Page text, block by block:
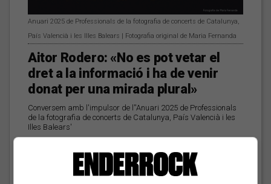
Anuari 2025 de Professionals de la fotografia de concerts de Catalunya,
País Valencià i les Illes Balears | Fotografia original de Maria Fernanda
Aitor Rodero: «No es pot vetar el
dret a la informació i ha de venir
donat per una mirada plural»
Conversem amb l'impulsor de l''Anuari 2025 de Professionals
de la fotografia de concerts de Catalunya, País Valencià i les
Illes Balears'
Les veus dels himnes del
futbol català: Deskarats